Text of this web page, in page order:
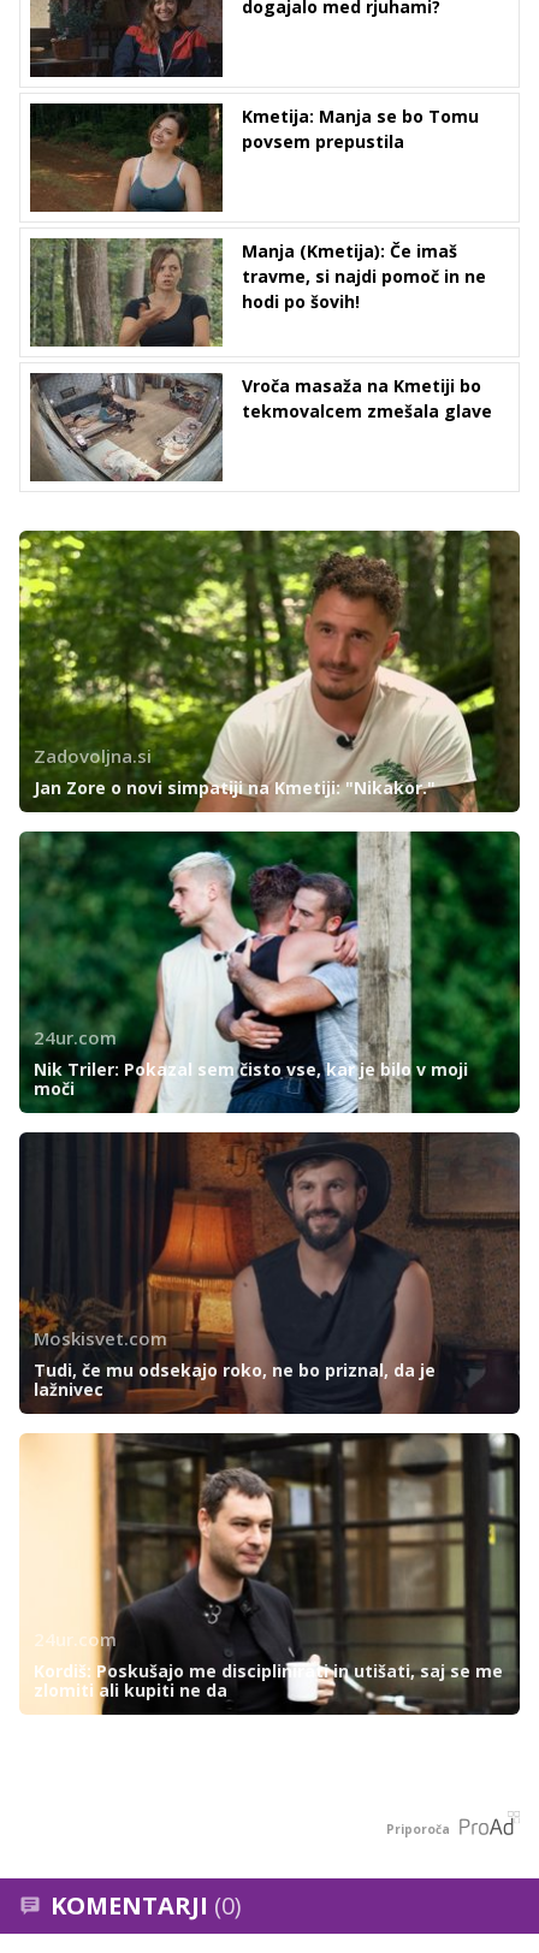
dogajalo med rjuhami?
Kmetija: Manja se bo Tomu
povsem prepustila
Manja (Kmetija): Če imaš
travme, si najdi pomoč in ne
hodi po šovih!
Vroča masaža na Kmetiji bo
tekmovalcem zmešala glave
Zadovoljna.si
Jan Zore o novi simpatiji na Kmetiji: "Nikakor."
24ur.com
Nik Triler: Pokazal sem čisto vse, kar je bilo v moji
moči
Moskisvet.com
Tudi, če mu odsekajo roko, ne bo priznal, da je
lažnivec
24ur.com
Kordiš: Poskušajo me disciplinirati in utišati, saj se me
zlomiti ali kupiti ne da
Priporoča
KOMENTARJI (0)